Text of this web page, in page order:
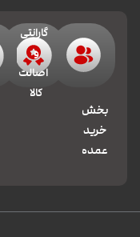
بخش
خرید
عمده
گارانتی
و
اصالت
کالا